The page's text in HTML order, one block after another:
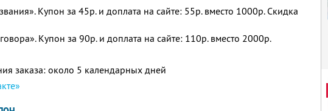
Купон за 45р. и доплата на сайте: 55р. вместо 1000р. Скидка
Купон за 90р. и доплата на сайте: 110р. вместо 2000р.
заказа: около 5 календарных дней